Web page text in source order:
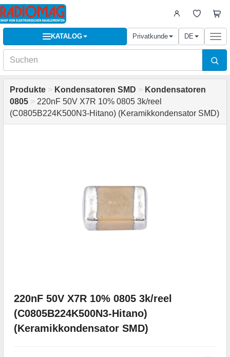
KATALOG Privatkunde DE
Produkte > Kondensatoren SMD > Kondensatoren
0805 > 220nF 50V X7R 10% 0805 3k/reel
(C0805B224K500N3-Hitano) (Keramikkondensator SMD)
220nF 50V X7R 10% 0805 3k/reel
(C0805B224K500N3-Hitano)
(Keramikkondensator SMD)